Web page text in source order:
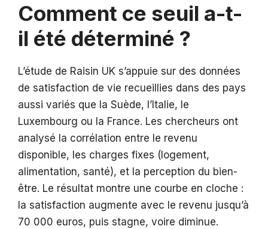
Comment ce seuil a-t-
il été déterminé ?
L’étude de Raisin UK s’appuie sur des données
de satisfaction de vie recueillies dans des pays
aussi variés que la Suède, l’Italie, le
Luxembourg ou la France. Les chercheurs ont
analysé la corrélation entre le revenu
disponible, les charges fixes (logement,
alimentation, santé), et la perception du bien-
être. Le résultat montre une courbe en cloche :
la satisfaction augmente avec le revenu jusqu’à
70 000 euros, puis stagne, voire diminue.